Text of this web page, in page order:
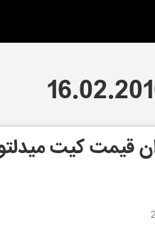
قیمت کیت